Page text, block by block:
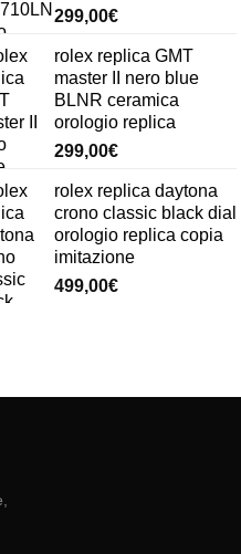
299,00€
rolex replica GMT
master II nero blue
BLNR ceramica
orologio replica
299,00€
rolex replica daytona
crono classic black dial
orologio replica copia
imitazione
499,00€